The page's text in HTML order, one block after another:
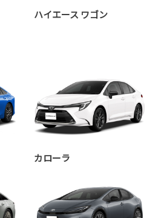
ハイエース ワゴン
カローラ